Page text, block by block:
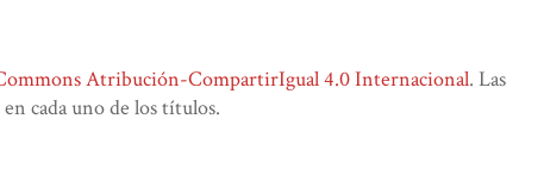
Atribución-CompartirIgual 4.0 Internacional. Las
cada uno de los títulos.